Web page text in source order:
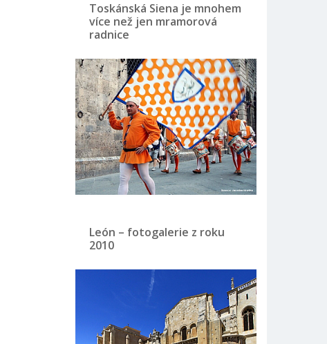
Toskánská Siena je mnohem
více než jen mramorová
radnice
León – fotogalerie z roku
2010